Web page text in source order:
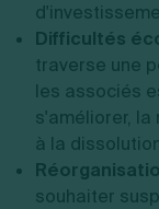
Difficultés
traverse une
les associés
s'améliorer,
à la
souhaiter